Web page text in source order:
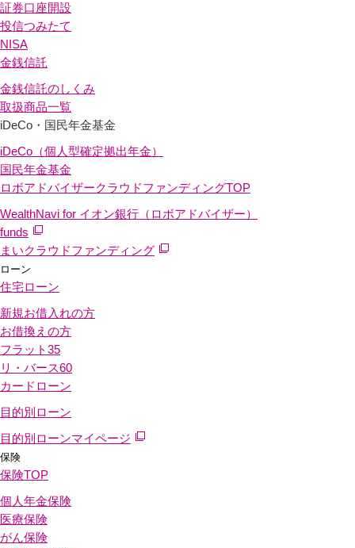
証券口座開設
投信つみたて
NISA
金銭信託
金銭信託のしくみ
取扱商品一覧
iDeCo・国民年金基金
iDeCo（個人型確定拠出年金）
国民年金基金
ロボアドバイザークラウドファンディングTOP
WealthNavi for イオン銀行（ロボアドバイザー）
funds
まいクラウドファンディング
ローン
住宅ローン
新規お借入れの方
お借換えの方
フラット35
リ・バース60
カードローン
目的別ローン
目的別ローンマイページ
保険
保険TOP
個人年金保険
医療保険
がん保険